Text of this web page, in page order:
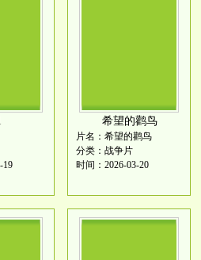
19
希望的鹳鸟
片名：希望的鹳鸟
分类：战争片
时间：2026-03-20